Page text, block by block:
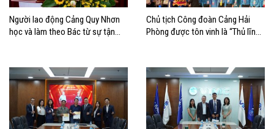
Người lao động Cảng Quy Nhơn
học và làm theo Bác từ sự tận
Chủ tịch Công đoàn Cảng Hải
Phòng được tôn vinh là “Thủ lĩnh